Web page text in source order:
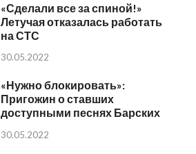
«Сделали все за спиной!»
Летучая отказалась работать
на СТС
30.05.2022
«Нужно блокировать»:
Пригожин о ставших
доступными песнях Барских
30.05.2022